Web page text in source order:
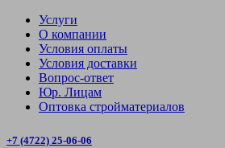
Услуги
О компании
Условия оплаты
Условия доставки
Вопрос-ответ
Юр. Лицам
Оптовка стройматериалов
+7 (4722) 25-06-06